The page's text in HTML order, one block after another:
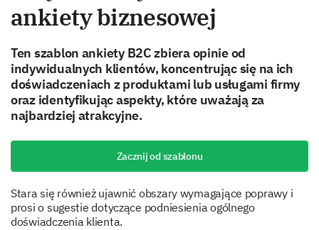
ankiety biznesowej
Ten szablon ankiety B2C zbiera opinie od
indywidualnych klientów, koncentrując się na ich
doświadczeniach z produktami lub usługami firmy
oraz identyfikując aspekty, które uważają za
najbardziej atrakcyjne.
Zacznij od szablonu
Stara się również ujawnić obszary wymagające poprawy i
prosi o sugestie dotyczące podniesienia ogólnego
doświadczenia klienta.